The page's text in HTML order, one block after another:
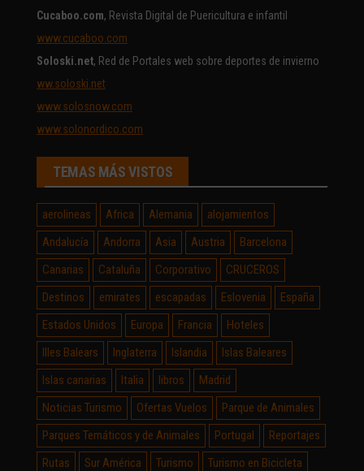
Cucaboo.com, Revista Digital de Puericultura e infantil
www.cucaboo.com
Soloski.net, Red de Portales web sobre deportes de invierno
ww.soloski.net
www.solosnow.com
www.solonordico.com
TEMAS MÁS VISTOS
aerolineas Africa Alemania
alojamientos
Andalucía
Andorra Asia Austria
Barcelona
Canarias
Cataluña Corporativo
CRUCEROS
Destinos
emirates escapadas Eslovenia
España
Estados Unidos
Europa Francia
Hoteles
Illes Balears
Inglaterra Islandia
Islas Baleares
Islas canarias
Italia libros
Madrid
Noticias Turismo
Ofertas Vuelos
Parque de Animales
Parques Temáticos y de Animales
Portugal
Reportajes
Rutas
Sur América Turismo
Turismo en Bicicleta